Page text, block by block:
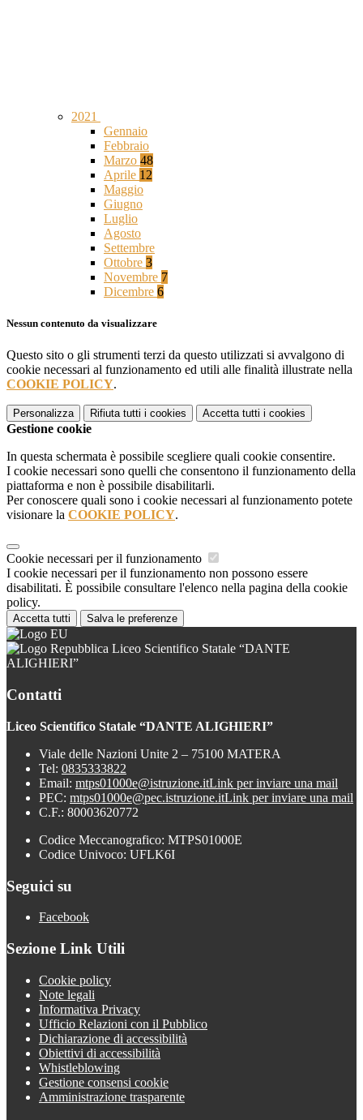
2021
Gennaio
Febbraio
Marzo 48
Aprile 12
Maggio
Giugno
Luglio
Agosto
Settembre
Ottobre 3
Novembre 7
Dicembre 6
Nessun contenuto da visualizzare
Questo sito o gli strumenti terzi da questo utilizzati si avvalgono di
cookie necessari al funzionamento ed utili alle finalità illustrate nella
COOKIE POLICY.
Personalizza Rifiuta tutti i cookies Accetta tutti i cookies
Gestione cookie
In questa schermata è possibile scegliere quali cookie consentire.
I cookie necessari sono quelli che consentono il funzionamento della
piattaforma e non è possibile disabilitarli.
Per conoscere quali sono i cookie necessari al funzionamento potete
visionare la COOKIE POLICY.
Cookie necessari per il funzionamento
I cookie necessari per il funzionamento non possono essere
disabilitati. È possibile consultare l'elenco nella pagina della cookie
policy.
Accetta tutti Salva le preferenze
Liceo Scientifico Statale “DANTE
ALIGHIERI”
Contatti
Liceo Scientifico Statale “DANTE ALIGHIERI”
Viale delle Nazioni Unite 2 – 75100 MATERA
Tel: 0835333822
Email: mtps01000e@istruzione.itLink per inviare una mail
PEC: mtps01000e@pec.istruzione.itLink per inviare una mail
C.F.: 80003620772
Codice Meccanografico: MTPS01000E
Codice Univoco: UFLK6I
Seguici su
Facebook
Sezione Link Utili
Cookie policy
Note legali
Informativa Privacy
Ufficio Relazioni con il Pubblico
Dichiarazione di accessibilità
Obiettivi di accessibilità
Whistleblowing
Gestione consensi cookie
Amministrazione trasparente